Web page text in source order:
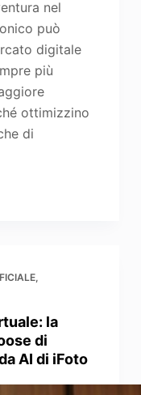
nel
può
digitale
più
ottimizzino
di
,
la
di
AI di iFoto